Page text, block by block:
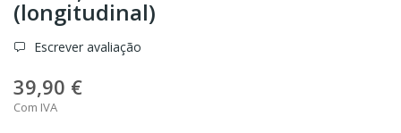
(longitudinal)
Escrever avaliação
39,90 €
Com IVA